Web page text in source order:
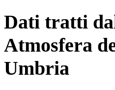
Dati tratti
Atmosfera
Umbria